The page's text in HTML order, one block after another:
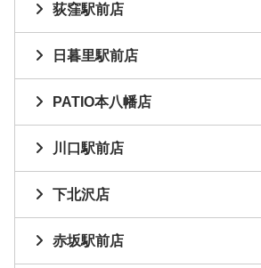
荻窪駅前店
日暮里駅前店
PATIO本八幡店
川口駅前店
下北沢店
赤坂駅前店